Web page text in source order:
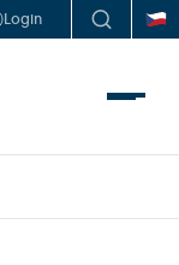
Login